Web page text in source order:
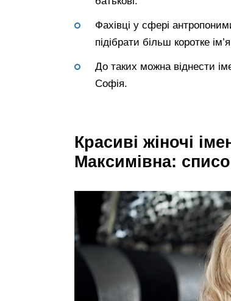
Фахівці у сфері
підібрати більш коротке
До таких можна віднести
Софія.
Красиві жіночі
Максимівна: